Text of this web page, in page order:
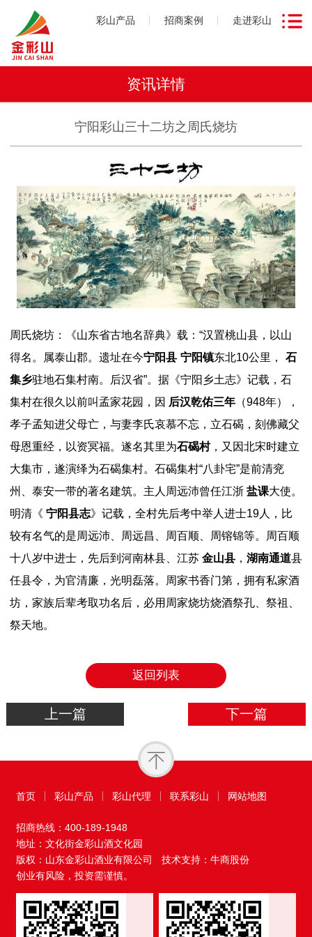
彩山产品 招商案例 走进彩山
资讯详情
宁阳彩山三十二坊之周氏烧坊
周氏烧坊：《山东省古地名辞典》载：“汉置桃山县，以山
得名。属泰山郡。遗址在今宁阳县 宁阳镇东北10公里，
石
集乡驻地石集村南。后汉省”。据《宁阳乡土志》记载，石
集村在很久以前叫孟家花园，因 后汉乾佑三年 （948年），
孝子孟知进父母亡，与妻李氏哀慕不忘，立石碣，刻佛藏父
母恩重经，以资冥福。遂名其里为石碣村，又因北宋时建立
大集市，遂演绎为石碣集村。石碣集村“八卦宅”是前清兖
州、泰安一带的著名建筑。主人周远沛曾任江浙 盐课大使。
明清《 宁阳县志》记载，全村先后考中举人进士19人，比
较有名气的是周远沛、周远昌、周百顺、周镕锦等。周百顺
十八岁中进士，先后到河南林县、江苏 金山县 ， 湖南通道县
任县令，为官清廉，光明磊落。周家书香门第，拥有私家酒
坊，家族后辈考取功名后，必用周家烧坊烧酒祭孔、祭祖、
祭天地。
返回列表
上一篇 下一篇
首页 彩山产品 彩山代理 联系彩山 网站地图
招商热线： 400-189-1948
地址：文化街金彩山酒文化园
版权：山东金彩山酒业有限公司
技术支持：牛商股份
创业有风险，投资需谨慎。